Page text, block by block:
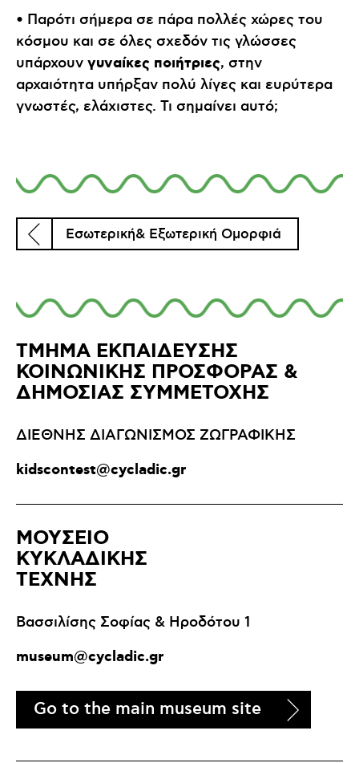
• Παρότι σήμερα σε πάρα πολλές χώρες του
κόσμου και σε όλες σχεδόν τις γλώσσες
υπάρχουν γυναίκες ποιήτριες, στην
αρχαιότητα υπήρξαν πολύ λίγες και ευρύτερα
γνωστές, ελάχιστες. Τι σημαίνει αυτό;
Εσωτερική& Εξωτερική Ομορφιά
ΤΜΗΜΑ ΕΚΠΑΙΔΕΥΣΗΣ
ΚΟΙΝΩΝΙΚΗΣ ΠΡΟΣΦΟΡΑΣ &
ΔΗΜΟΣΙΑΣ ΣΥΜΜΕΤΟΧΗΣ
ΔΙΕΘΝΗΣ ΔΙΑΓΩΝΙΣΜΟΣ ΖΩΓΡΑΦΙΚΗΣ
kidscontest@cycladic.gr
ΜΟΥΣΕΙΟ
ΚΥΚΛΑΔΙΚΗΣ
ΤΕΧΝΗΣ
Βασσιλίσης Σοφίας & Ηροδότου 1
museum@cycladic.gr
Go to the main museum site